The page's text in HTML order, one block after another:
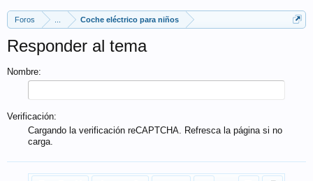
Foros Coche eléctrico para niños
Responder al tema
Nombre:
Verificación:
Cargando la verificación reCAPTCHA. Refresca la página si no
carga.